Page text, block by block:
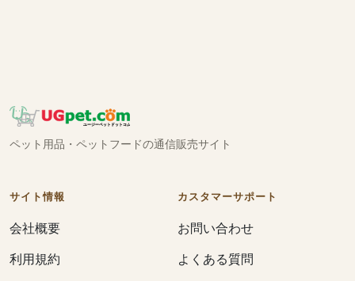
ペット用品・ペットフードの通信販売サイト
サイト情報
会社概要
利用規約
カスタマーサポート
お問い合わせ
よくある質問